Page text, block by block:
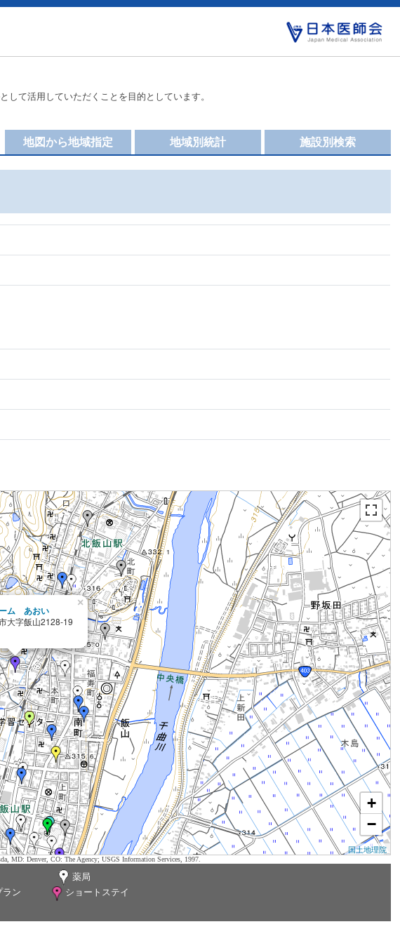
て活用していただくことを目的としています。
施設別検索
地域別統計
地図から地域指定
ム あおい
大字飯山2128-19
×
+
−
国土地理院
MD: Denver, CO: The Agency; USGS Information Services, 1997.
薬局
ラン
ショートステイ